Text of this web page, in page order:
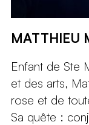
MATTHIEU
Enfant de Ste
et des arts,
rose et de
Sa quête :